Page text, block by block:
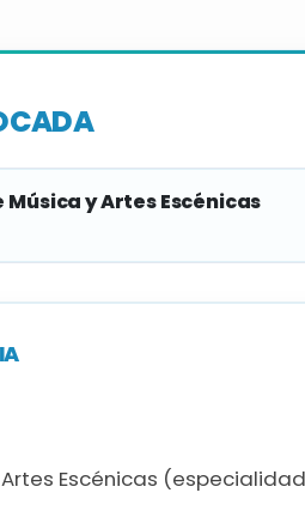
y Artes Escénicas
Escénicas